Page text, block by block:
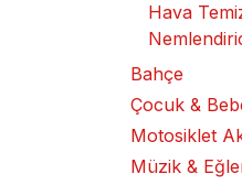
Hava
Bahçe
Çocuk &
Motosiklet
Müzik &